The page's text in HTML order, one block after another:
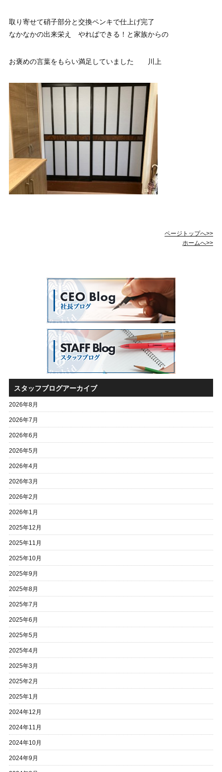
取り寄せて硝子部分と交換ペンキで仕上げ完了
なかなかの出来栄え やればできる！と家族からの
お褒めの言葉をもらい満足していました 川上
ページトップへ>>
ホームへ>>
スタッフブログアーカイブ
2026年8月
2026年7月
2026年6月
2026年5月
2026年4月
2026年3月
2026年2月
2026年1月
2025年12月
2025年11月
2025年10月
2025年9月
2025年8月
2025年7月
2025年6月
2025年5月
2025年4月
2025年3月
2025年2月
2025年1月
2024年12月
2024年11月
2024年10月
2024年9月